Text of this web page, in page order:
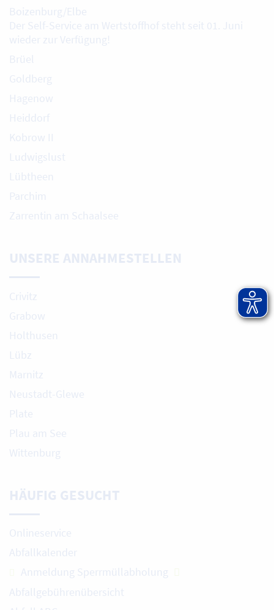
Boizenburg/Elbe
Der Self-Service am Wertstoffhof steht seit 01. Juni
wieder zur Verfügung!
Brüel
Goldberg
Hagenow
Heiddorf
Kobrow II
Ludwigslust
Lübtheen
Parchim
Zarrentin am Schaalsee
UNSERE ANNAHMESTELLEN
Crivitz
Grabow
Holthusen
Lübz
Marnitz
Neustadt-Glewe
Plate
Plau am See
Wittenburg
HÄUFIG GESUCHT
Onlineservice
Abfallkalender
Anmeldung Sperrmüllabholung
Abfallgebührenübersicht